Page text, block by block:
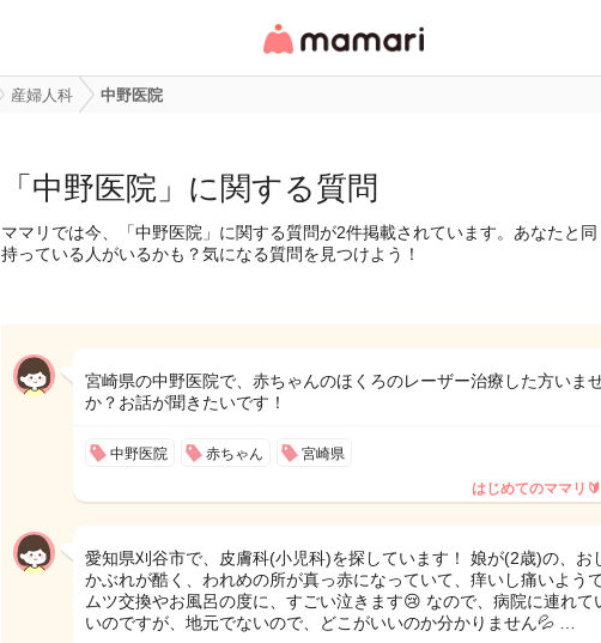
リ・情報サイト
産婦人科 中野医院
「中野医院」に関する質問
ママリでは今、「中野医院」に関する質問が2件掲載されています。あなたと同
持っている人がいるかも？気になる質問を見つけよう！
宮崎県の中野医院で、赤ちゃんのほくろのレーザー治療した方いま
か？お話が聞きたいです！
中野医院 赤ちゃん 宮崎県
はじめてのママリ🔰
愛知県刈谷市で、皮膚科(小児科)を探しています！ 娘が(2歳)の、お
かぶれが酷く、われめの所が真っ赤になっていて、痒いし痛いよう
ムツ交換やお風呂の度に、すごい泣きます😢 なので、病院に連れて
いのですが、地元でないので、どこがいいのか分かりません💦 …